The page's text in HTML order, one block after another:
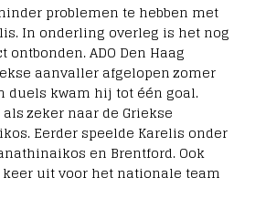
problemen te hebben met
In onderling overleg is het nog
ADO Den Haag
aanvaller afgelopen zomer
duels kwam hij tot één goal.
zeker naar de Griekse
Eerder speelde Karelis onder
en Brentford. Ook
uit voor het nationale team